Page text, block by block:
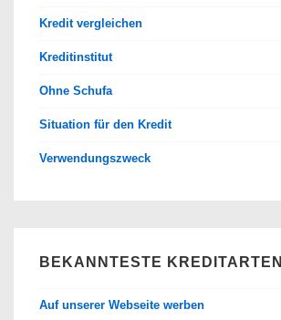
Kredit vergleichen
Kreditinstitut
Ohne Schufa
Situation für den Kredit
Verwendungszweck
BEKANNTESTE KREDITARTEN
Auf unserer Webseite werben